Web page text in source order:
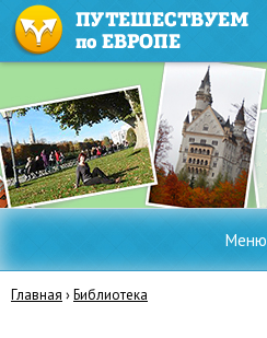
Меню
Главная ›Библиотека